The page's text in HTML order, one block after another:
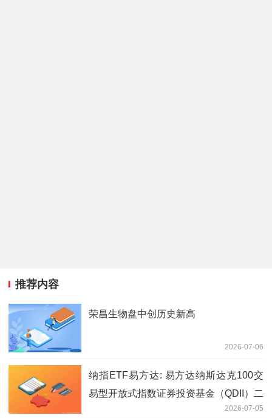
推荐内容
荣昌生物盘中创历史新高
2026-07-06
纳指ETF易方达: 易方达纳斯达克100交
易型开放式指数证券投资基金（QDII）二
级市场交易价格溢价风险提示公告|每日
2026-07-05